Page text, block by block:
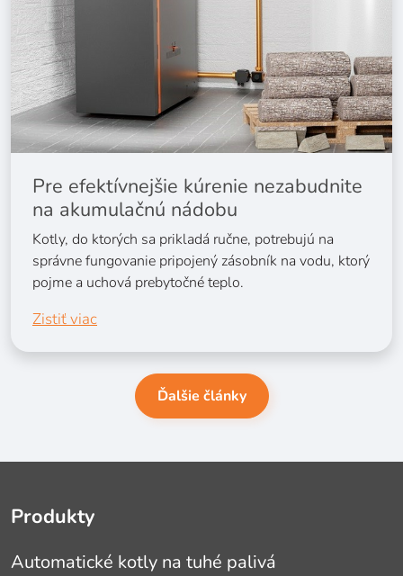
Pre efektívnejšie kúrenie nezabudnite
na akumulačnú nádobu
Kotly, do ktorých sa prikladá ručne, potrebujú na
správne fungovanie pripojený zásobník na vodu, ktorý
pojme a uchová prebytočné teplo.
Zistiť viac
Ďalšie články
Produkty
Automatické kotly na tuhé palivá